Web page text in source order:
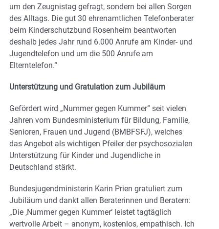
um den Zeugnistag gefragt, sondern bei allen Sorgen
des Alltags. Die gut 30 ehrenamtlichen Telefonberater
beim Kinderschutzbund Rosenheim beantworten
deshalb jedes Jahr rund 6.000 Anrufe am Kinder- und
Jugendtelefon und um die 500 Anrufe am
Elterntelefon.“
Unterstützung und Gratulation zum Jubiläum
Gefördert wird „Nummer gegen Kummer“ seit vielen
Jahren vom Bundesministerium für Bildung, Familie,
Senioren, Frauen und Jugend (BMBFSFJ), welches
das Angebot als wichtigen Pfeiler der psychosozialen
Unterstützung für Kinder und Jugendliche in
Deutschland stärkt.
Bundesjugendministerin Karin Prien gratuliert zum
Jubiläum und dankt allen Beraterinnen und Beratern:
„Die ‚Nummer gegen Kummer‘ leistet tagtäglich
wertvolle Arbeit – anonym, kostenlos, empathisch. Ich